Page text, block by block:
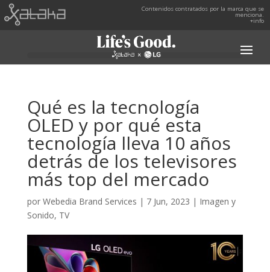
Contenidos contratados por la marca que se
menciona.
+info
Qué es la tecnología
OLED y por qué esta
tecnología lleva 10 años
detrás de los televisores
más top del mercado
por Webedia Brand Services | 7 Jun, 2023 | Imagen y
Sonido, TV